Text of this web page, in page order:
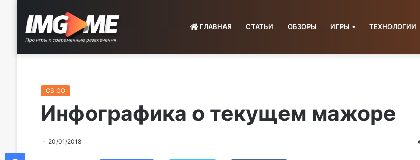
ГЛАВНАЯ СТАТЬИ ОБЗОРЫ ИГРЫ ТЕХНОЛОГИИ
CS GO
Инфографика о текущем мажоре
20/01/2018